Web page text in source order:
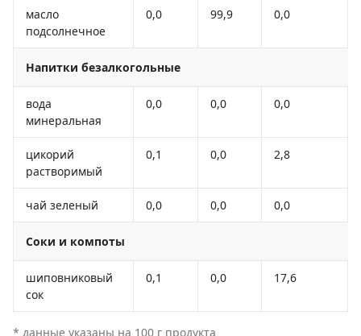
масло
подсолнечное
0,0 99,9 0,0
Напитки безалкогольные
вода
минеральная
0,0 0,0 0,0
цикорий
растворимый
0,1 0,0 2,8
чай зеленый 0,0 0,0 0,0
Соки и компоты
шиповниковый
сок
0,1 0,0 17,6
* данные указаны на 100 г продукта